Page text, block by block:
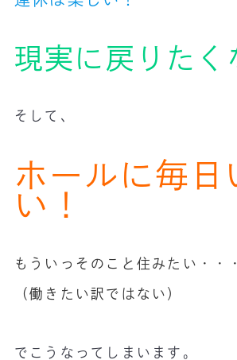
現実に戻りたく
そして、
ホールに毎日
い！
もういっそのこと住みたい・・
（働きたい訳ではない）
でこうなってしまいます。